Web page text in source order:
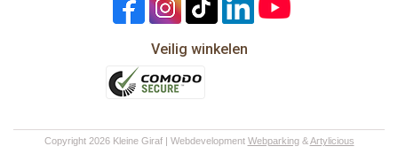
Veilig winkelen
Copyright 2026 Kleine Giraf | Webdevelopment Webparking&Artylicious